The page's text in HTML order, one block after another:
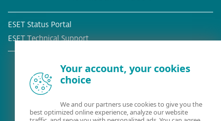
ESET Status Portal
ESET Technical Support
Bestaande klant?
Your account, your cookies
choice
We and our partners use cookies to give you the
best optimized online experience, analyze our website